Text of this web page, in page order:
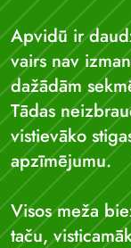
Apvidū ir
vairs nav
dažādām
Tādas
vistievāko
apzīmējumu.
Visos meža
taču,